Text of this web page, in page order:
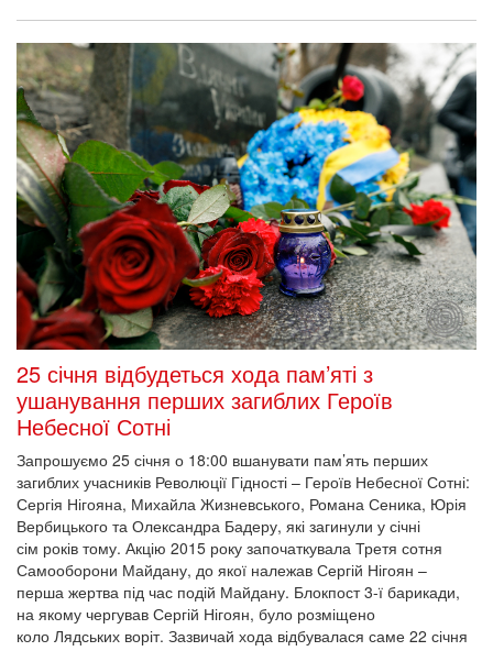
25 січня відбудеться хода пам’яті з
ушанування перших загиблих Героїв
Небесної Сотні
Запрошуємо 25 січня о 18:00 вшанувати пам’ять перших
загиблих учасників Революції Гідності – Героїв Небесної Сотні:
Сергія Нігояна, Михайла Жизневського, Романа Сеника, Юрія
Вербицького та Олександра Бадеру, які загинули у січні
сім років тому. Акцію 2015 року започаткувала Третя сотня
Самооборони Майдану, до якої належав Сергій Нігоян –
перша жертва під час подій Майдану. Блокпост 3-ї барикади,
на якому чергував Сергій Нігоян, було розміщено
коло Лядських воріт. Зазвичай хода відбувалася саме 22 січня